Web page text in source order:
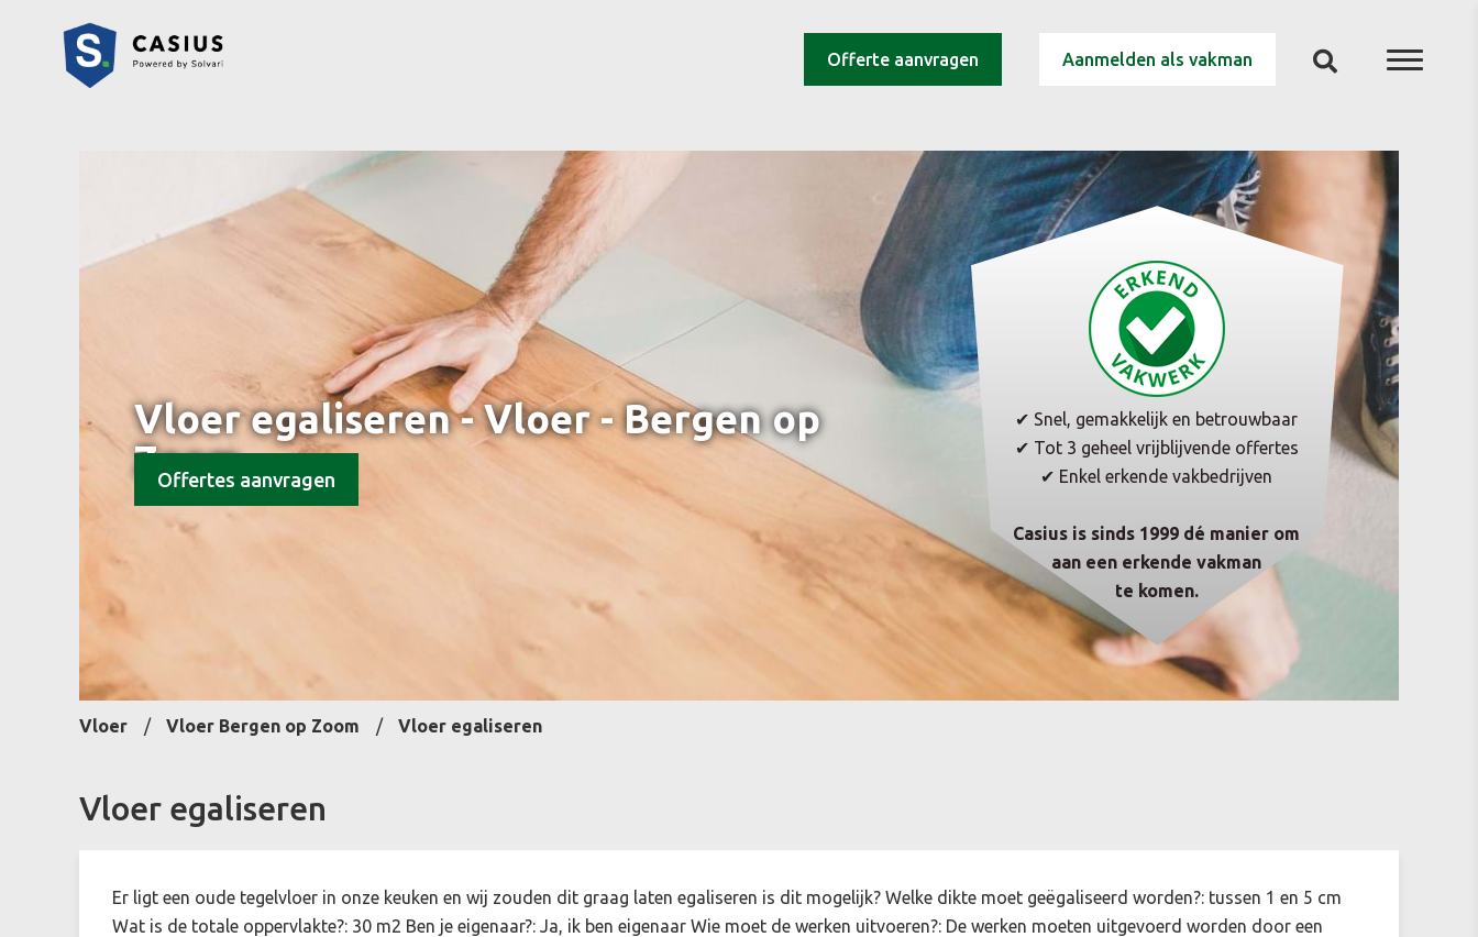
Offerte aanvragen Aanmelden als vakman
Vloer egaliseren - Vloer - Bergen op
Zoom
Offertes aanvragen
✔ Snel, gemakkelijk en betrouwbaar
✔ Tot 3 geheel vrijblijvende offertes
✔ Enkel erkende vakbedrijven
Casius is sinds 1999 dé manier om
aan een erkende vakman
te komen.
Vloer Vloer Bergen op Zoom Vloer egaliseren
Vloer egaliseren
Er ligt een oude tegelvloer in onze keuken en wij zouden dit graag laten egaliseren is dit mogelijk? Welke dikte moet geëgaliseerd worden?: tussen 1 en 5 cm
Wat is de totale oppervlakte?: 30 m2 Ben je eigenaar?: Ja, ik ben eigenaar Wie moet de werken uitvoeren?: De werken moeten uitgevoerd worden door een